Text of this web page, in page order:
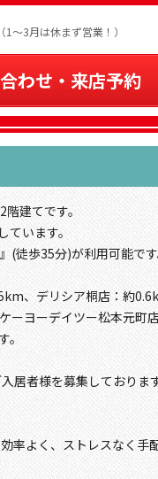
～3月は休まず営業！）
わせ・来店予約
階建てです。
ています。
徒歩35分)が利用可能です
、デリシア桐店：約
ーヨーデイツー松本元町
。
居者様を募集しておりま
率よく、ストレスなく手